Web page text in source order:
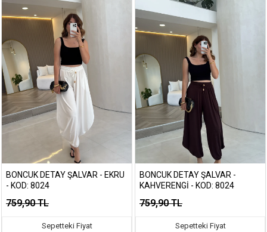
BONCUK DETAY ŞALVAR - EKRU
- KOD: 8024
759,90 TL
Sepetteki Fiyat
BONCUK DETAY ŞALVAR -
KAHVERENGI - KOD: 8024
759,90 TL
Sepetteki Fiyat